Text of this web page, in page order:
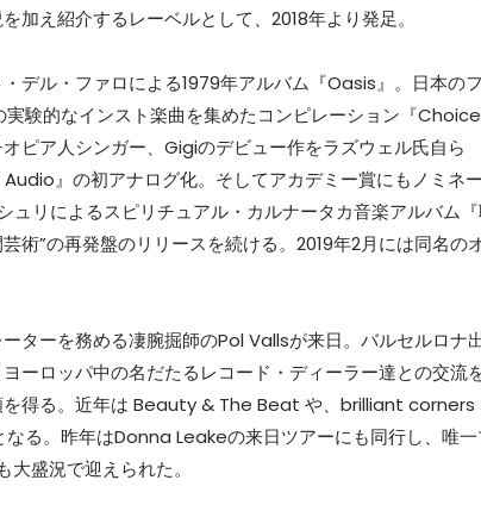
加え紹介するレーベルとして、2018年より発足。
デル・ファロによる1979年アルバム『Oasis』。日本のフ
験的なインスト楽曲を集めたコンピレーション『Choice
ピア人シンガー、Gigiのデビュー作をラズウェル氏自ら
』の初アナログ化。そしてアカデミー賞にもノミネー
ュリによるスピリチュアル・カルナータカ音楽アルバム
”の再発盤のリリースを続ける。2019年2月には同名の
ターを務める凄腕掘師のPol Vallsが来日。バルセルロナ
ーロッパ中の名だたるレコード・ディーラー達との交流
を得る。近年は Beauty & The Beat や、brilliant corners
る。昨年はDonna Leakeの来日ツアーにも同行し、唯
盛況で迎えられた。